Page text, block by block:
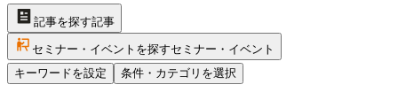
記事を探す記事
セミナー・イベントを探すセミナー・イベント
キーワードを設定
条件・カテゴリを選択